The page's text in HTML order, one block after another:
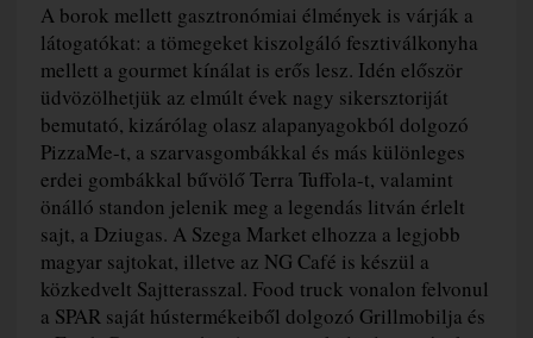
A borok mellett gasztronómiai élmények is várják a
látogatókat: a tömegeket kiszolgáló fesztiválkonyha
mellett a gourmet kínálat is erős lesz. Idén először
üdvözölhetjük az elmúlt évek nagy sikersztoriját
bemutató, kizárólag olasz alapanyagokból dolgozó
PizzaMe-t, a szarvasgombákkal és más különleges
erdei gombákkal bűvölő Terra Tuffola-t, valamint
önálló standon jelenik meg a legendás litván érlelt
sajt, a Dziugas. A Szega Market elhozza a legjobb
magyar sajtokat, illetve az NG Café is készül a
közkedvelt Sajtterasszal. Food truck vonalon felvonul
a SPAR saját hústermékeiből dolgozó Grillmobilja és